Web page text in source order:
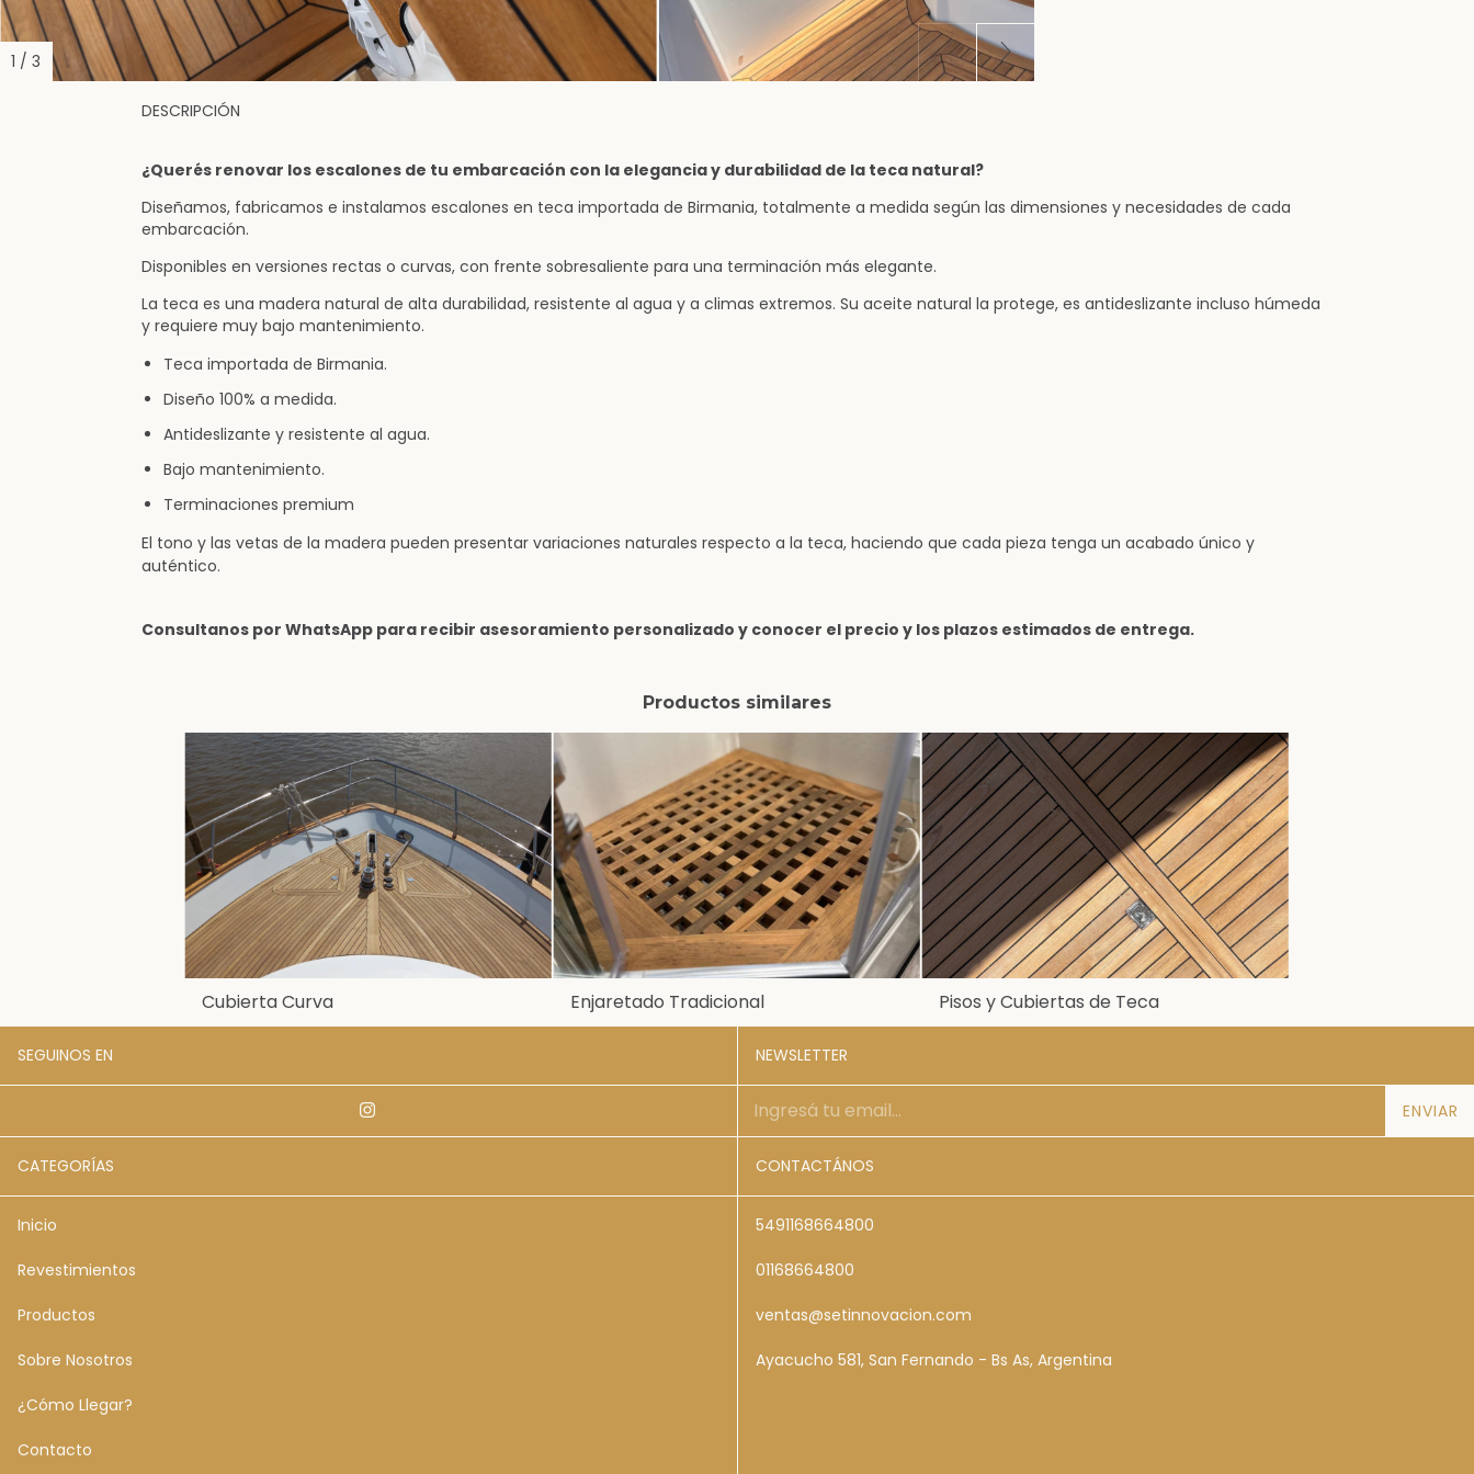
1 / 3
DESCRIPCIÓN
¿Querés renovar los escalones de tu embarcación con la elegancia y durabilidad de la teca natural?
Diseñamos, fabricamos e instalamos escalones en teca importada de Birmania, totalmente a medida según las dimensiones y necesidades de cada
embarcación.
Disponibles en versiones rectas o curvas, con frente sobresaliente para una terminación más elegante.
La teca es una madera natural de alta durabilidad, resistente al agua y a climas extremos. Su aceite natural la protege, es antideslizante incluso húmeda
y requiere muy bajo mantenimiento.
Teca importada de Birmania.
Diseño 100% a medida.
Antideslizante y resistente al agua.
Bajo mantenimiento.
Terminaciones premium
El tono y las vetas de la madera pueden presentar variaciones naturales respecto a la teca, haciendo que cada pieza tenga un acabado único y
auténtico.
Consultanos por WhatsApp para recibir asesoramiento personalizado y conocer el precio y los plazos estimados de entrega.
Productos similares
Cubierta Curva Enjaretado Tradicional Pisos y Cubiertas de Teca
SEGUINOS EN NEWSLETTER
CATEGORÍAS
Inicio
Revestimientos
Productos
Sobre Nosotros
¿Cómo Llegar?
Contacto
CONTACTÁNOS
5491168664800
01168664800
ventas@setinnovacion.com
Ayacucho 581, San Fernando - Bs As, Argentina